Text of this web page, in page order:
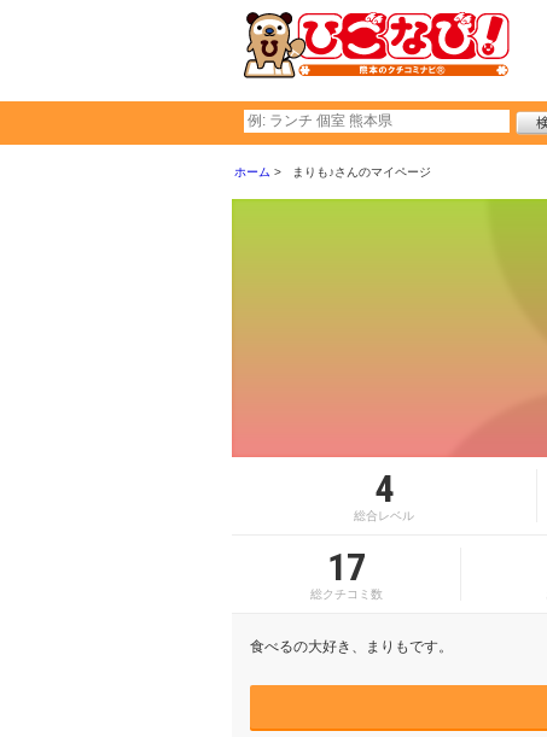
ホーム まりも♪さんのマイページ
4
総合レベル
17
総クチコミ数
食べるの大好き、まりもです。